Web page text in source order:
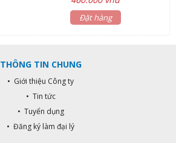
thụ: ≤0.5W Công suất chịu tải:
1500W (đèn sợi đốt),
Đặt hàng
THÔNG TIN CHUNG
• Giới thiệu Công ty
• Tin tức
• Tuyển dụng
• Đăng ký làm đại lý